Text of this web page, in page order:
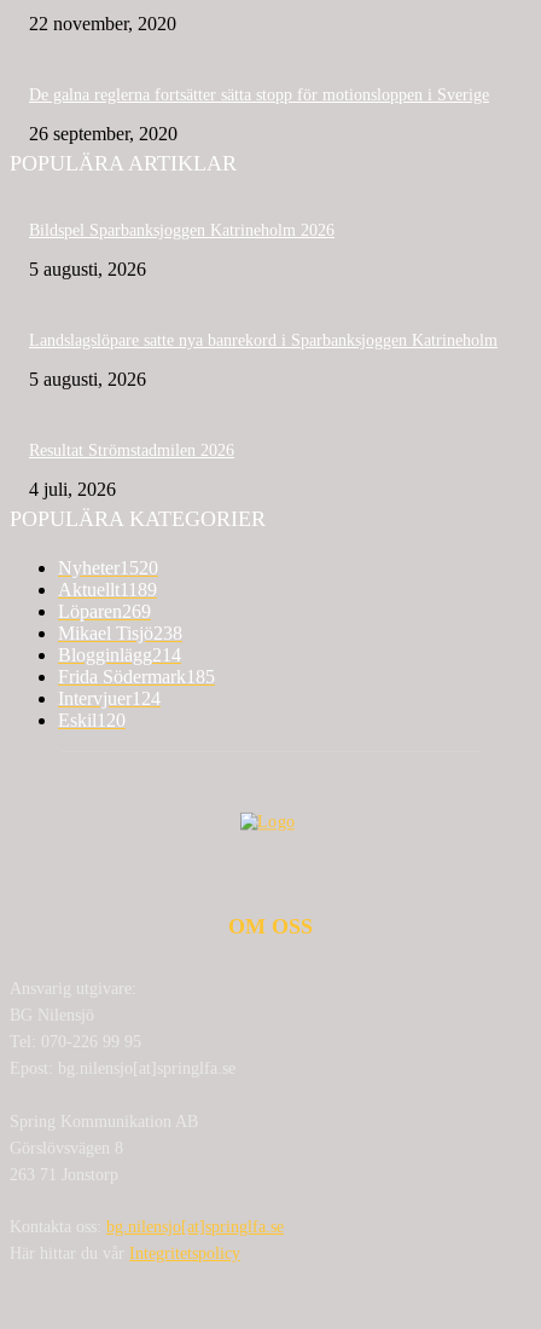
22 november, 2020
De galna reglerna fortsätter sätta stopp för motionsloppen i Sverige
26 september, 2020
POPULÄRA ARTIKLAR
Bildspel Sparbanksjoggen Katrineholm 2026
5 augusti, 2026
Landslagslöpare satte nya banrekord i Sparbanksjoggen Katrineholm
5 augusti, 2026
Resultat Strömstadmilen 2026
4 juli, 2026
POPULÄRA KATEGORIER
Nyheter1520
Aktuellt1189
Löparen269
Mikael Tisjö238
Blogginlägg214
Frida Södermark185
Intervjuer124
Eskil120
OM OSS
Ansvarig utgivare:
BG Nilensjö
Tel: 070-226 99 95
Epost: bg.nilensjo[at]springlfa.se
Spring Kommunikation AB
Görslövsvägen 8
263 71 Jonstorp
Kontakta oss: bg.nilensjo[at]springlfa.se
Här hittar du vår Integritetspolicy